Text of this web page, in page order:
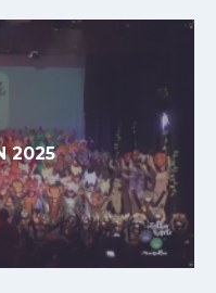
2025